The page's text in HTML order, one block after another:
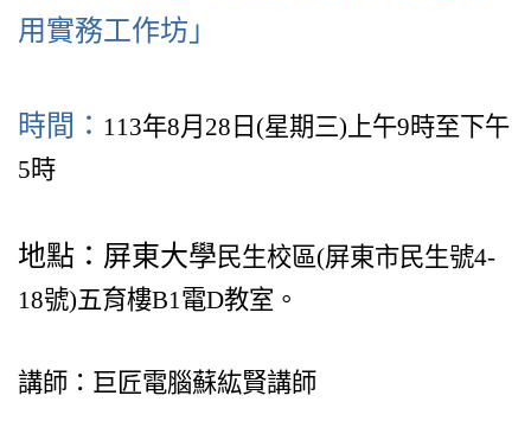
用實務工作坊」
時間： 113年8月28日(星期三)上午9時至下午
5時
地點：屏東大學 民生校區(屏東市民生號4-
18號)五育樓B1電D教室。
講師：巨匠電腦蘇紘賢講師